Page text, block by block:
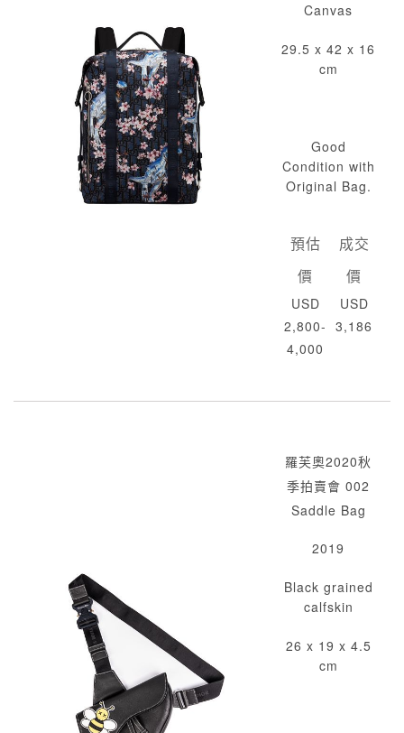
Canvas
29.5 x 42 x 16
cm
Good
Condition with
Original Bag.
預估
價
USD
2,800-
4,000
成交
價
USD
3,186
羅芙奧2020秋
季拍賣會 002
Saddle Bag
2019
Black grained
calfskin
26 x 19 x 4.5
cm